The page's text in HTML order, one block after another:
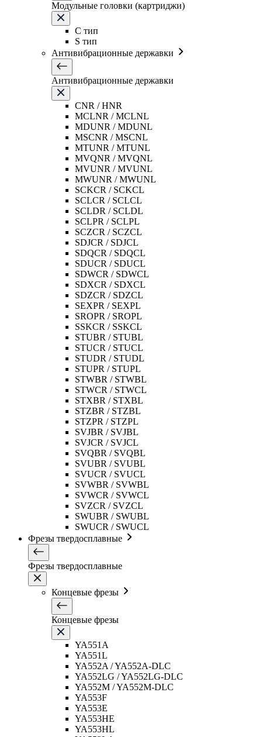
Модульные головки (картриджи)
C тип
S тип
Антивибрационные державки
Антивибрационные державки
CNR / HNR
MCLNR / MCLNL
MDUNR / MDUNL
MSCNR / MSCNL
MTUNR / MTUNL
MVQNR / MVQNL
MVUNR / MVUNL
MWUNR / MWUNL
SCKCR / SCKCL
SCLCR / SCLCL
SCLDR / SCLDL
SCLPR / SCLPL
SCZCR / SCZCL
SDJCR / SDJCL
SDQCR / SDQCL
SDUCR / SDUCL
SDWCR / SDWCL
SDXCR / SDXCL
SDZCR / SDZCL
SEXPR / SEXPL
SROPR / SROPL
SSKCR / SSKCL
STUBR / STUBL
STUCR / STUCL
STUDR / STUDL
STUPR / STUPL
STWBR / STWBL
STWCR / STWCL
STXBR / STXBL
STZBR / STZBL
STZPR / STZPL
SVJBR / SVJBL
SVJCR / SVJCL
SVQBR / SVQBL
SVUBR / SVUBL
SVUCR / SVUCL
SVWBR / SVWBL
SVWCR / SVWCL
SVZCR / SVZCL
SWUBR / SWUBL
SWUCR / SWUCL
Фрезы твердосплавные
Фрезы твердосплавные
Концевые фрезы
Концевые фрезы
YA551A
YA551L
YA552A / YA552A-DLC
YA552LG / YA552LG-DLC
YA552M / YA552M-DLC
YA553F
YA553E
YA553HE
YA553HL